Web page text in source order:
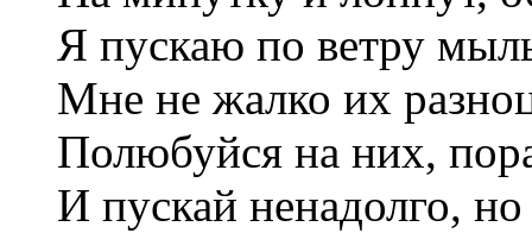
Я пускаю по ветру
Мне не жалко их
Полюбуйся на них,
И пускай ненадолго, но